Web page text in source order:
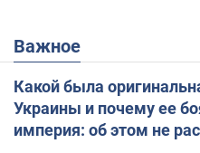
Важное
Какой была
Украины и почему ее
империя: об этом не